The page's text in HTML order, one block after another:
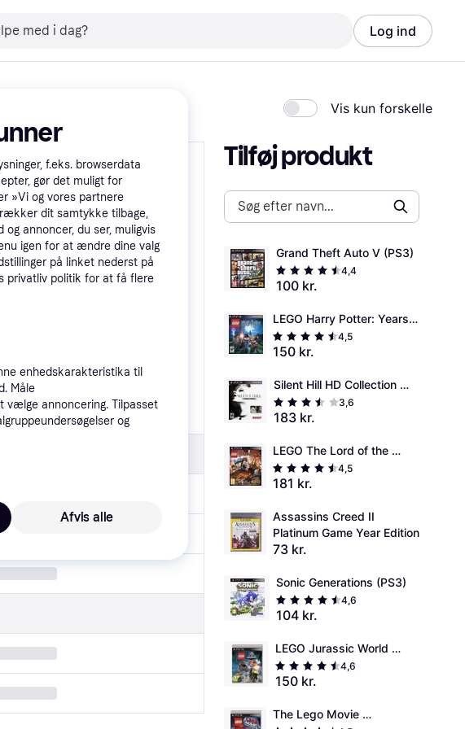
Log ind
Vis kun forskelle
Tilføj produkt
Grand Theft Auto V (PS3)
4,4
100 kr.
LEGO Harry Potter: Years
1-4 (PS3)
4,5
150 kr.
Silent Hill HD Collection
(PS3)
3,6
183 kr.
LEGO The Lord of the
Rings (PS3)4,5
181 kr.
Assassins Creed II
Platinum Game Year Edition
73 kr.
Sonic Generations (PS3)
4,6
104 kr.
LEGO Jurassic World
(PS3)
4,6
150 kr.
The Lego Movie
f.eks. browserdata
gør det muligt for
»Vi og vores partnere
dit samtykke tilbage,
annoncer, du ser, muligvis
igen for at ændre dine valg
på linket nederst på
privatliv politik for at få flere
enhedskarakteristika til
Måle
vælge annoncering. Tilpasset
og
Afvis alle